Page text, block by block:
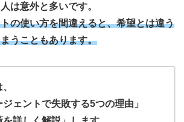
は意外と多いです。
の使い方を間違えると、希望とは違う
うこともあります。
ジェントで失敗する5つの理由」